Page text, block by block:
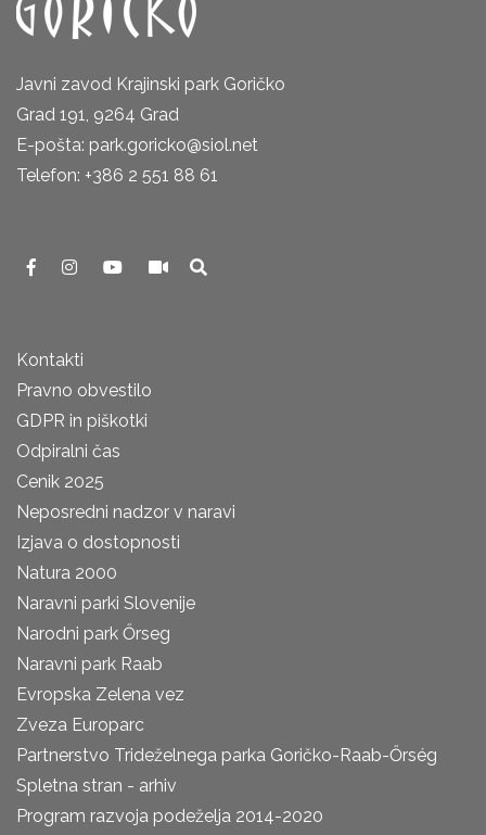
Javni zavod Krajinski park Goričko
Grad 191, 9264 Grad
E-pošta: park.goricko@siol.net
Telefon: +386 2 551 88 61
Kontakti
Pravno obvestilo
GDPR in piškotki
Odpiralni čas
Cenik 2025
Neposredni nadzor v naravi
Izjava o dostopnosti
Natura 2000
Naravni parki Slovenije
Narodni park Őrseg
Naravni park Raab
Evropska Zelena vez
Zveza Europarc
Partnerstvo Trideželnega parka Goričko-Raab-Őrség
Spletna stran - arhiv
Program razvoja podeželja 2014-2020